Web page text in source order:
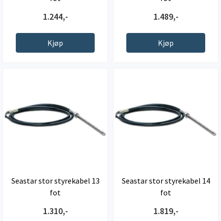
1.244,-
Kjøp
1.489,-
Kjøp
Seastar stor styrekabel 13
fot
1.310,-
Seastar stor styrekabel 14
fot
1.819,-